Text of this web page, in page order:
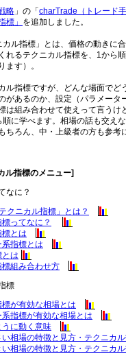
略 」の「 charTrade（トレード手
標」 を追加しました。
カル指標」とは、価格の動きに
れるテクニカル指標を、1から
ます）。
ル指標ですが、どんな場面でど
があるのか、設定（パラメータ
は組み合わせて使えって言うけ
順に学べます。相場の話も交え
ちろん、中・上級者の方も参考
ル指標のメニュー]
なに？
クニカル指標」とは？
ってなに？
標とは
指標とは
は
組み合わせ方
標
標が有効な相場とは
指標が有効な相場とは
に動く意味
相場の特徴と見方・テクニカ
相場の特徴と見方・テクニカ